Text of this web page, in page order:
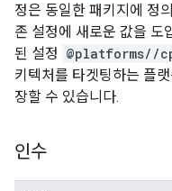
정은 동일한 패키지에 정
존 설정에 새로운 값을 도
된 설정 @platforms//
키텍처를 타겟팅하는 플
장할 수 있습니다.
인수